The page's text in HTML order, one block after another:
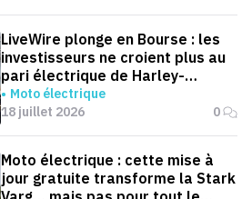
LiveWire plonge en Bourse : les
investisseurs ne croient plus au
pari électrique de Harley-
Davidson
Moto électrique
18 juillet 2026
0
Moto électrique : cette mise à
jour gratuite transforme la Stark